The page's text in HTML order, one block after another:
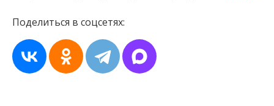
Поделиться в соцсетях: